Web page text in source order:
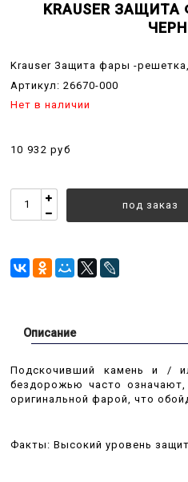
KRAUSER
Krauser Защита фары -
Артикул: 26670-000
Нет в наличии
10 932 руб
под заказ
Описание
Подскочивший камень и /
бездорожью часто
оригинальной фарой, что
Факты: Высокий уровень